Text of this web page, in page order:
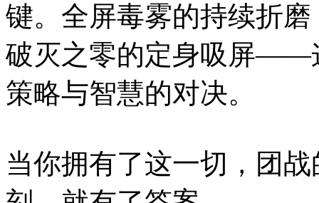
键。全屏毒雾的持续折
破灭之零的定身吸屏——
策略与智慧的对决。
当你拥有了这一切，团